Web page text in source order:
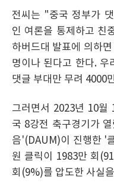
전씨는 "중국 정부가
인 여론을 통제하고 친
하버드대 발표에 의하
명이나 된다고 한다. 우
댓글 부대만 무려 4000
그러면서 2023년 10월
국 8강전 축구경기가
음'(DAUM)이 진행한 '
원 클릭이 1983만 회
회(9%)를 압도한 사실